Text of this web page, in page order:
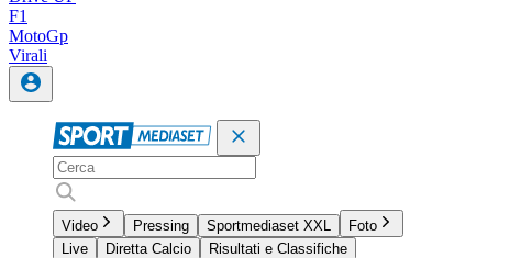
F1
MotoGp
Virali
Video Pressing Sportmediaset XXL
Foto
Live
Diretta Calcio
Risultati e Classifiche